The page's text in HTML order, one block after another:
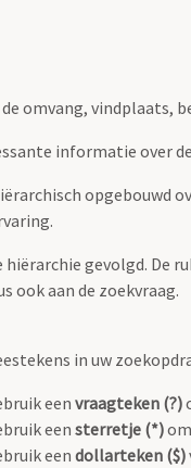
omvang, vindplaats,
informatie over
opgebouwd
gevolgd. De
ook aan de zoekvraag.
in uw
eenvraagteken (?)
eensterretje (*)
eendollarteken ($)